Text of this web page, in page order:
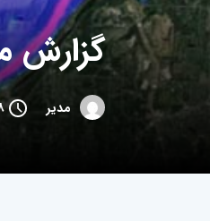
گزارش
مدیر ۸